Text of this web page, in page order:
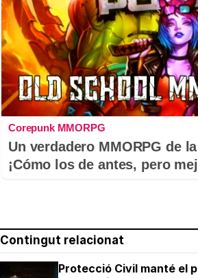
Corepunk MMORPG
Un verdadero MMORPG de
¡Cómo los de antes, pero
Contingut relacionat
Protecció Civil manté el